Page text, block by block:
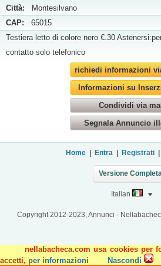
nellabacheca.com usa cookies per
accetti, per informazioni Nascondi
Città: Montesilvano
CAP: 65015
Testiera letto di colore nero €.30
contatto solo telefonico
richiedi informazioni
Informazioni su
Condividi via
Segnala Annuncio
Home| Entra Registrati|
Versione
Italian
Copyright 2012-2023, Annunci -